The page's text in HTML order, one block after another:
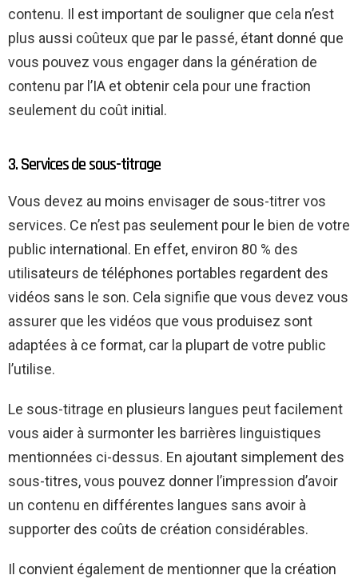
contenu. Il est important de souligner que cela n’est
plus aussi coûteux que par le passé, étant donné que
vous pouvez vous engager dans la génération de
contenu par l’IA et obtenir cela pour une fraction
seulement du coût initial.
3. Services de sous-titrage
Vous devez au moins envisager de sous-titrer vos
services. Ce n’est pas seulement pour le bien de votre
public international. En effet, environ 80 % des
utilisateurs de téléphones portables regardent des
vidéos sans le son. Cela signifie que vous devez vous
assurer que les vidéos que vous produisez sont
adaptées à ce format, car la plupart de votre public
l’utilise.
Le sous-titrage en plusieurs langues peut facilement
vous aider à surmonter les barrières linguistiques
mentionnées ci-dessus. En ajoutant simplement des
sous-titres, vous pouvez donner l’impression d’avoir
un contenu en différentes langues sans avoir à
supporter des coûts de création considérables.
Il convient également de mentionner que la création